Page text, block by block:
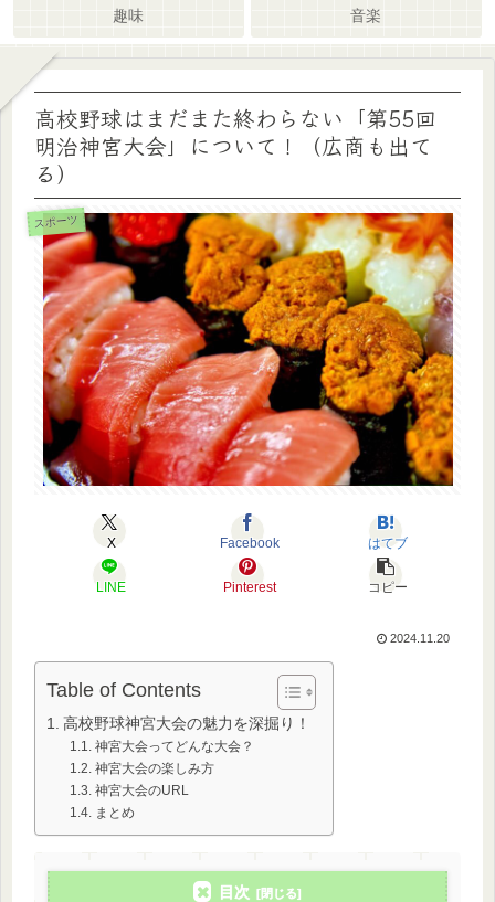
趣味 音楽
高校野球はまだまた終わらない「第55回
明治神宮大会」について！（広商も出て
る）
スポーツ
X Facebook はてブ
LINE Pinterest コピー
2024.11.20
Table of Contents
高校野球神宮大会の魅力を深掘り！
神宮大会ってどんな大会？
神宮大会の楽しみ方
神宮大会のURL
まとめ
目次